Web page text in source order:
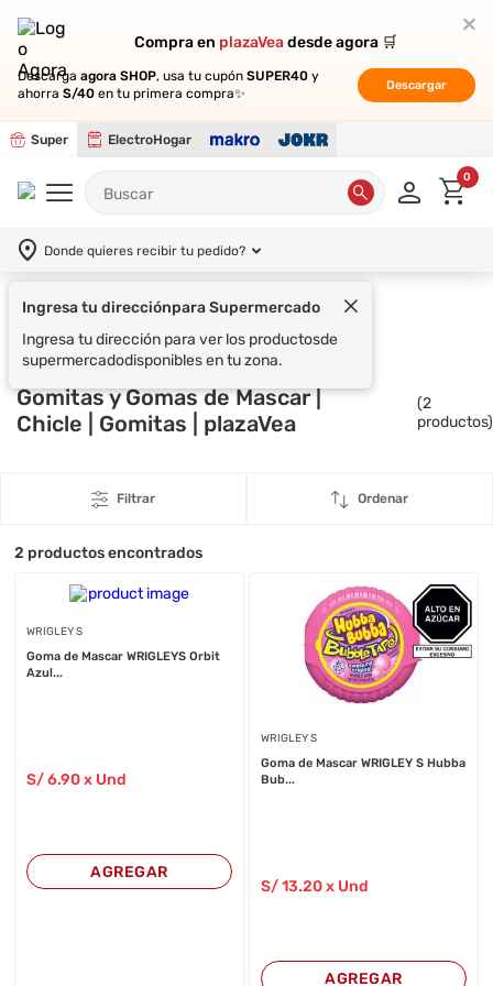
Compra en plazaVeadesde agora 🛒
Descarga agora SHOP, usa tu cupón SUPER40 y
ahorra S/40 en tu primera compra✨
Descargar
Super ElectroHogar
Compra en plazaVeadesde agora 🛒
Descarga agora SHOP, usa tu cupón SUPER40 y
ahorra S/40 en tu primera compra✨
Descargar
0
Donde quieres recibir tu pedido?
Ingresa tu direcciónpara Supermercado
Ingresa tu dirección para ver los productosde
supermercadodisponibles en tu zona.
Supermercado WRIGLEY S
Gomitas y Gomas de Mascar |
Chicle | Gomitas | plazaVea
(2
productos)
Filtrar Ordenar
2 productos encontrados
WRIGLEY S
Goma de Mascar WRIGLEYS Orbit
Azul...
S/6.90 x Und
AGREGAR
WRIGLEY S
Goma de Mascar WRIGLEY S Hubba
Bub...
S/13.20x Und
AGREGAR